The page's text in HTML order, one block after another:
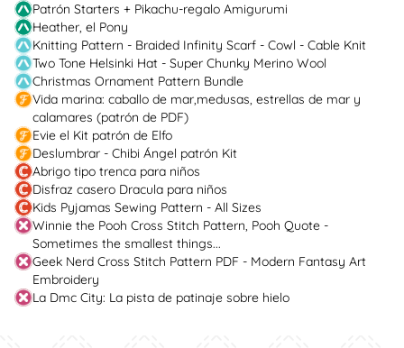
Patrón Starters + Pikachu-regalo Amigurumi
Heather, el Pony
Knitting Pattern - Braided Infinity Scarf - Cowl - Cable Knit
Two Tone Helsinki Hat - Super Chunky Merino Wool
Christmas Ornament Pattern Bundle
Vida marina: caballo de mar,medusas, estrellas de mar y
calamares (patrón de PDF)
Evie el Kit patrón de Elfo
Deslumbrar - Chibi Ángel patrón Kit
Abrigo tipo trenca para niños
Disfraz casero Dracula para niños
Kids Pyjamas Sewing Pattern - All Sizes
Winnie the Pooh Cross Stitch Pattern, Pooh Quote -
Sometimes the smallest things...
Geek Nerd Cross Stitch Pattern PDF - Modern Fantasy Art
Embroidery
La Dmc City: La pista de patinaje sobre hielo